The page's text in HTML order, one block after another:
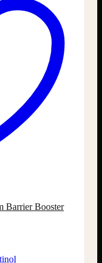
Barrier Booster